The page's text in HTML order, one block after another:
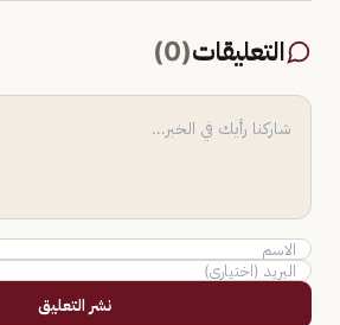
التعليقات(
0
)
نشر التعليق